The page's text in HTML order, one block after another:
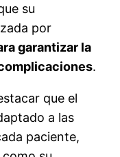
su
por
garantizar la
.
que el
a las
paciente,